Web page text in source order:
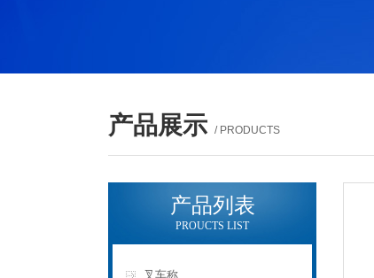
产品展示 / PRODUCTS
产品列表
PROUCTS LIST
叉车称